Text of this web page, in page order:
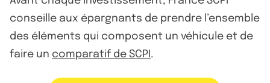
conseille aux épargnants de prendre l’ensemble
des éléments qui composent un véhicule et de
faire un comparatif de SCPI .